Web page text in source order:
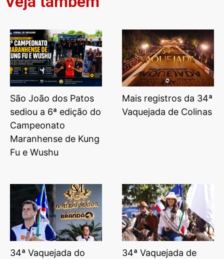
São João dos Patos
sediou a 6ª edição do
Campeonato
Maranhense de Kung
Fu e Wushu
Mais registros da 34ª
Vaquejada de Colinas
34ª Vaquejada do
34ª Vaquejada de